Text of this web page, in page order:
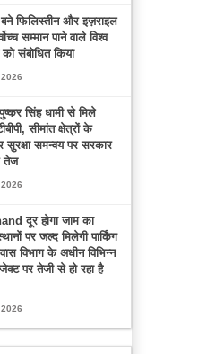
बने फिलिस्तीन और इज़राइल
सम्मान पाने वाले विश्व
संबोधित किया
सिंह धामी से मिले
सीमांत क्षेत्रों के
सुरक्षा समन्वय पर सरकार
तेज
दूर होगा जाम का
पर जल्द मिलेगी पार्किंग
विभाग के अधीन विभिन्न
पर तेजी से हो रहा है